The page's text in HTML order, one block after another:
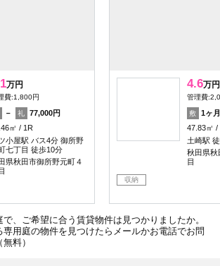
万円
費:1,800円
－ 礼
77,000円
㎡
1R
小屋駅 バス4分 御所野
七丁目 徒歩10分
県秋田市御所野元町４
4.6万円
管理費
敷
1ヶ月
47.83㎡
土崎駅
秋田県秋
目
収納
、ご希望に合う賃貸物件は見つかりましたか。
用庭の物件を見つけたらメールかお電話でお問
料）